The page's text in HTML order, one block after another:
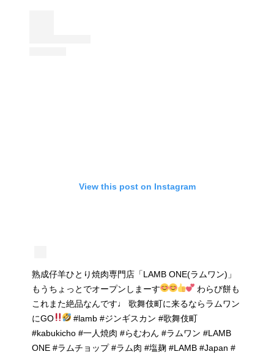
View this post on Instagram
熟成仔羊ひとり焼肉専門店「LAMB ONE(ラムワン)」
もうちょっとでオープンしまーす
わらび餅も
これまた絶品なんです♩ 歌舞伎町に来るならラムワン
にGO
#lamb #ジンギスカン #歌舞伎町
#kabukicho #一人焼肉 #らむわん #ラムワン #LAMB
ONE #ラムチョップ #ラム肉 #塩麹 #LAMB #Japan #